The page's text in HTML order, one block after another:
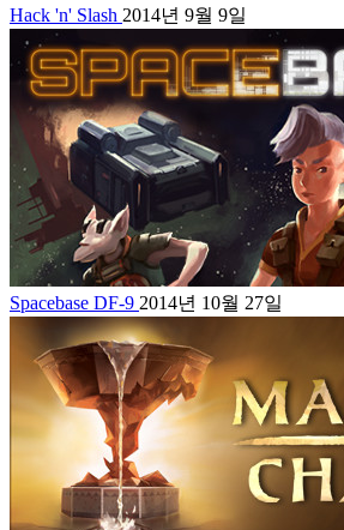
Hack 'n' Slash 2014년 9월 9일
Spacebase DF-9 2014년 10월 27일